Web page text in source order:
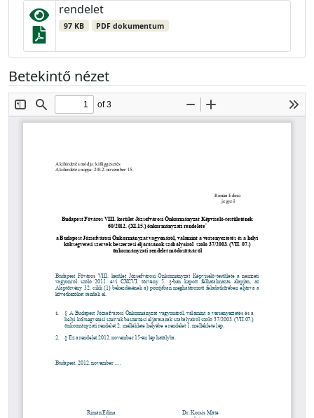
rendelet
97 KB PDF dokumentum
Betekintő nézet